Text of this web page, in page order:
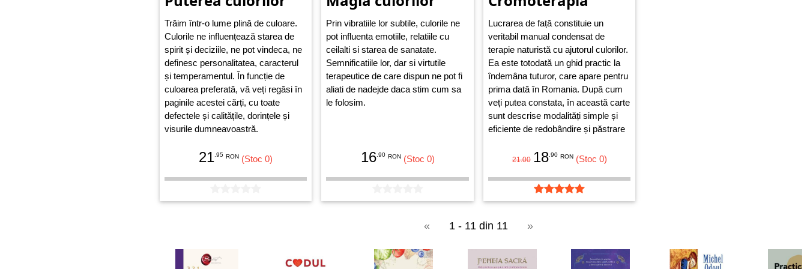
Trăim într-o lume plină de culoare.
Culorile ne influențează starea de
spirit și deciziile, ne pot vindeca, ne
definesc personalitatea, caracterul
și temperamentul. În funcție de
culoarea preferată, vă veți regăsi în
paginile acestei cărți, cu toate
defectele și calitățile, dorințele și
visurile dumneavoastră.
21 .95 RON (Stoc 0)
Prin vibratiile lor subtile, culorile ne
pot influenta emotiile, relatiile cu
ceilalti si starea de sanatate.
Semnificatiile lor, dar si virtutile
terapeutice de care dispun ne pot fi
aliati de nadejde daca stim cum sa
le folosim.
16 .90 RON (Stoc 0)
Lucrarea de față constituie un
veritabil manual condensat de
terapie naturistă cu ajutorul culorilor.
Ea este totodată un ghid practic la
îndemâna tuturor, care apare pentru
prima dată în Romania. După cum
veți putea constata, în această carte
sunt descrise modalități simple și
eficiente de redobândire și păstrare
sistematic proprietățile terapeutice
21.00 18 .90 RON (Stoc 0)
« 1 - 11 din 11 »